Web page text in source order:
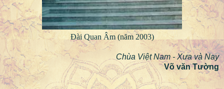
Đài Quan Âm (năm 2003)
Chùa Việt Nam - Xưa và Nay
Võ văn Tường